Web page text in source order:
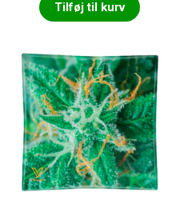
Tilføj til kurv